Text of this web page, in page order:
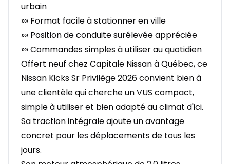
urbain
»» Format facile à stationner en ville
»» Position de conduite surélevée appréciée
»» Commandes simples à utiliser au quotidien
Offert neuf chez Capitale Nissan à Québec, ce
Nissan Kicks Sr Privilège 2026 convient bien à
une clientèle qui cherche un VUS compact,
simple à utiliser et bien adapté au climat d'ici.
Sa traction intégrale ajoute un avantage
concret pour les déplacements de tous les
jours.